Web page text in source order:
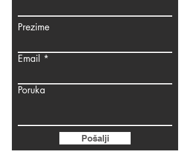
Prezime
Email
Poruka
Pošalji